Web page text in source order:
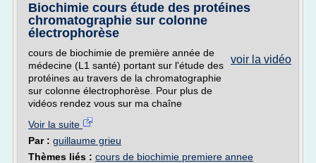
Biochimie cours étude des protéines
chromatographie sur colonne
électrophorèse
voir la vidéo
cours de biochimie de première année de
médecine (L1 santé) portant sur l'étude des
protéines au travers de la chromatographie
sur colonne électrophorèse. Pour plus de
vidéos rendez vous sur ma chaîne
Voir la suite
Par : guillaume grieu
Thèmes liés : cours de biochimie premiere annee